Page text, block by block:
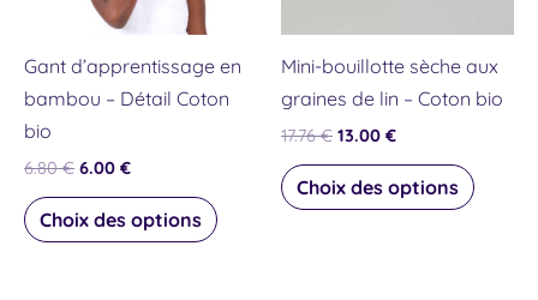
Gant d’apprentissage en
bambou – Détail Coton
bio
6.80€ 6.00 €
Choix des options
être
choisies
Mini-bouillotte sèche aux
graines de lin – Coton bio
17.76€ 13.00 €
Choix des options
être